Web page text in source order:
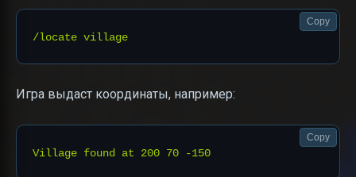
Copy
Игра выдаст координаты, например:
Copy